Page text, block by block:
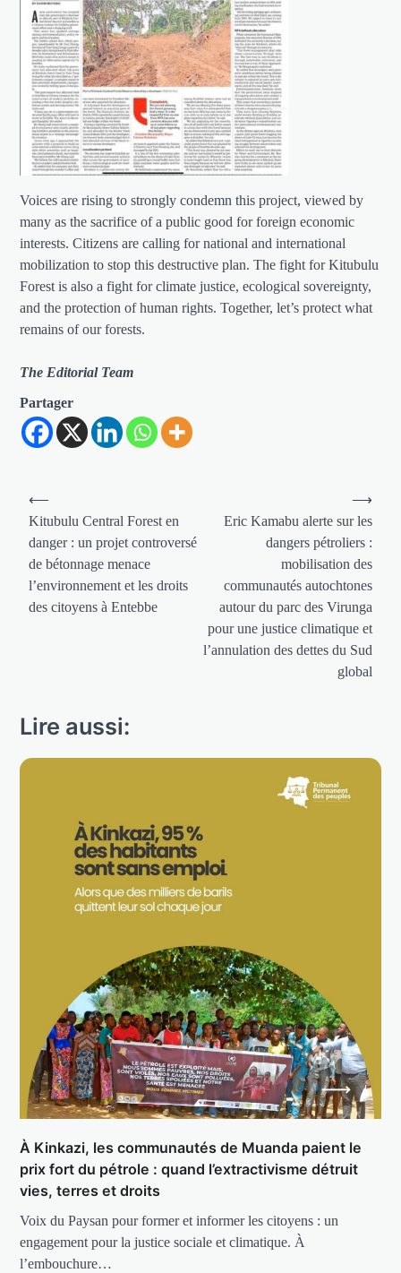
Voices are rising to strongly condemn this project, viewed by
many as the sacrifice of a public good for foreign economic
interests. Citizens are calling for national and international
mobilization to stop this destructive plan. The fight for Kitubulu
Forest is also a fight for climate justice, ecological sovereignty,
and the protection of human rights. Together, let’s protect what
remains of our forests.
The Editorial Team
Partager
Navigation
de
l’article
⟵
Kitubulu Central Forest en
danger : un projet controversé
de bétonnage menace
l’environnement et les droits
des citoyens à Entebbe
Eric Kamabu alerte sur les
dangers pétroliers :
mobilisation des
communautés autochtones
autour du parc des Virunga
pour une justice climatique et
l’annulation des dettes du Sud
global
⟶
Lire aussi:
À Kinkazi, les communautés de Muanda paient le
prix fort du pétrole : quand l’extractivisme détruit
vies, terres et droits
Voix du Paysan pour former et informer les citoyens : un
engagement pour la justice sociale et climatique. À
l’embouchure…